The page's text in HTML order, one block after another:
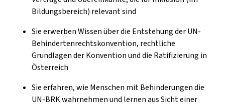
Bildungsbereich) relevant sind
Sie erwerben Wissen über die Entstehung der UN-
Behindertenrechtskonvention, rechtliche
Grundlagen der Konvention und die Ratifizierung in
Österreich
Sie erfahren, wie Menschen mit Behinderungen die
UN-BRK wahrnehmen und lernen aus Sicht einer